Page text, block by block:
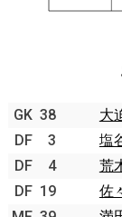
GK 38 大
DF 3 塩
DF 4 荒
DF 19 佐